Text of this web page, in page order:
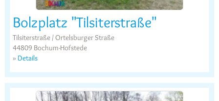
Bolzplatz "Tilsiterstraße"
Tilsiterstraße / Ortelsburger Straße
44809 Bochum-Hofstede
» Details